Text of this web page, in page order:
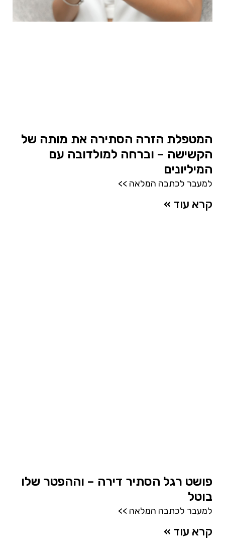
המטפלת הזרה הסתירה את מותה של
הקשישה – וברחה למולדובה עם
המיליונים
למעבר לכתבה המלאה >>
קרא עוד »
פושט רגל הסתיר דירה – וההפטר שלו
בוטל
למעבר לכתבה המלאה >>
קרא עוד »